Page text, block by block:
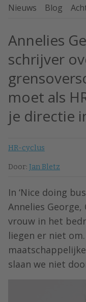
Nieuws
Blog
Annelies
schrijver
moet als
je directie
HR-cyclus
Door: Jan Bletz
In ‘Nice doing
Annelies George,
vrouw in het
liegen er niet
slaan we niet